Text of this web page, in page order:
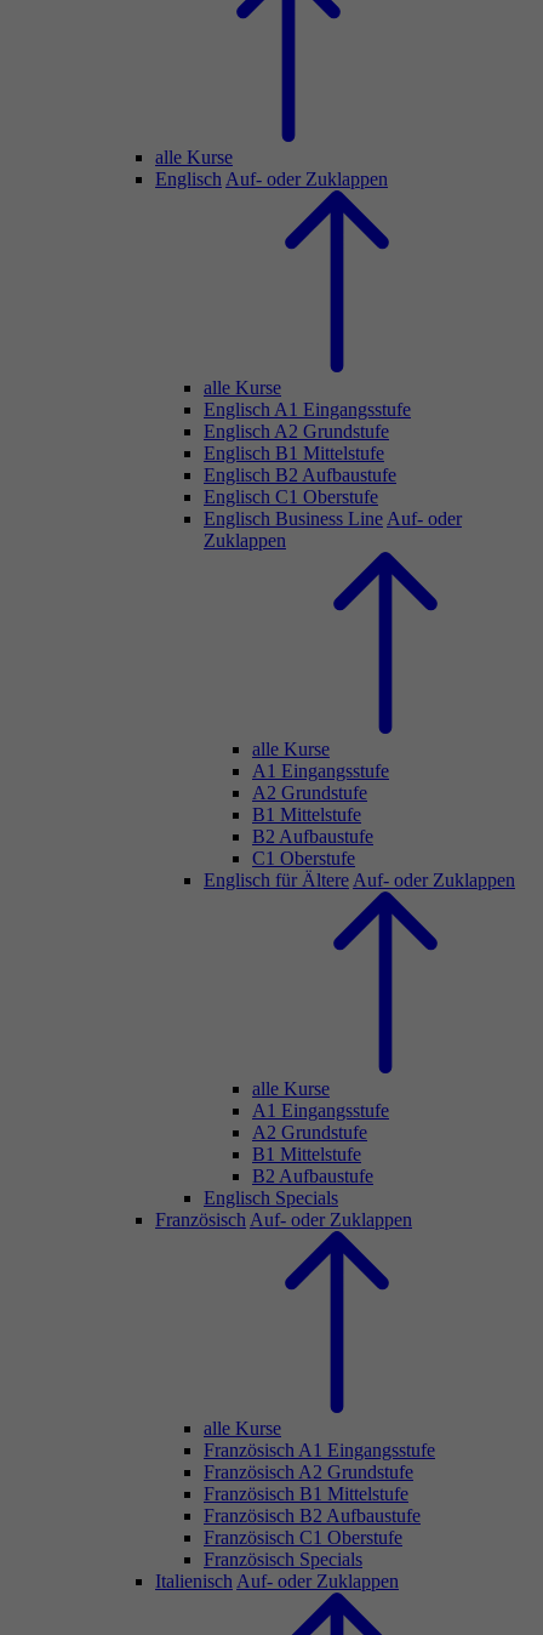
alle Kurse
Englisch Auf- oder Zuklappen
alle Kurse
Englisch A1 Eingangsstufe
Englisch A2 Grundstufe
Englisch B1 Mittelstufe
Englisch B2 Aufbaustufe
Englisch C1 Oberstufe
Englisch Business Line Auf- oder
Zuklappen
alle Kurse
A1 Eingangsstufe
A2 Grundstufe
B1 Mittelstufe
B2 Aufbaustufe
C1 Oberstufe
Englisch für Ältere Auf- oder Zuklappen
alle Kurse
A1 Eingangsstufe
A2 Grundstufe
B1 Mittelstufe
B2 Aufbaustufe
Englisch Specials
Französisch Auf- oder Zuklappen
alle Kurse
Französisch A1 Eingangsstufe
Französisch A2 Grundstufe
Französisch B1 Mittelstufe
Französisch B2 Aufbaustufe
Französisch C1 Oberstufe
Französisch Specials
Italienisch Auf- oder Zuklappen